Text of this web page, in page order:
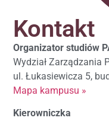
Kontakt
Organizator studiów
Wydział Zarządzania
ul. Łukasiewicza 5,
Mapa kampusu »
Kierowniczka